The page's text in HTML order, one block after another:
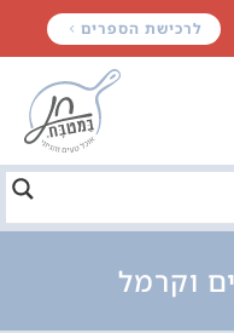
לרכישת הספרים
וקרמל